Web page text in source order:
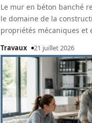
Le mur en béton banché
le domaine de la
propriétés mécaniques et
Travaux 21 juillet 2026